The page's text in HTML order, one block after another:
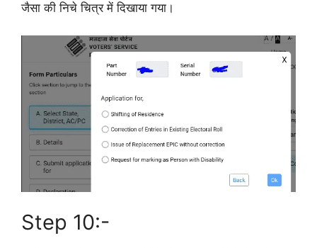
जैसा की निचे चित्र में दिखाया गया।
Step 10:-